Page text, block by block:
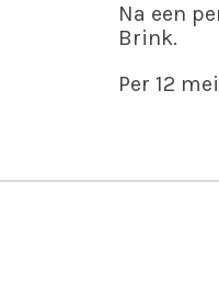
Na een
Brink.
Per 12